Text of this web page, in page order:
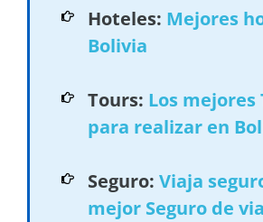
Hoteles: Mejores
Bolivia
Tours: Los mejores
para realizar en
Seguro: Viaja
mejor Seguro de